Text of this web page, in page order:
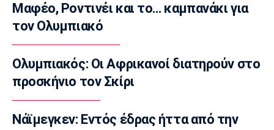
Επικαιρότητα
Φωτιές: Πορτοκαλί συναγερμός σε Αττική
και πέντε περιοχές
Επικαιρότητα
Μηχανή της ΔΙΑΣ συγκρούστηκε με ΙΧ - Δύο
αστυνομικοί τραυματίες
07:35
Μαφέο, Ροντινέι και το… καμπανάκι για
τον Ολυμπιακό
Ολυμπιακός: Οι Αφρικανοί διατηρούν στο
προσκήνιο τον Σκίρι
Νάϊμεγκεν: Εντός έδρας ήττα από την